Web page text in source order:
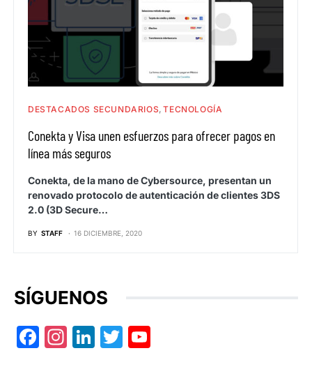
DESTACADOS SECUNDARIOS TECNOLOGÍA
Conekta y Visa unen esfuerzos para ofrecer pagos en
línea más seguros
Conekta, de la mano de Cybersource, presentan un
renovado protocolo de autenticación de clientes 3DS
2.0 (3D Secure…
BY STAFF 16 DICIEMBRE, 2020
SÍGUENOS
Facebook
Instagram
LinkedIn
Twitter